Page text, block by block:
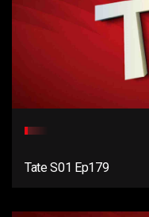
Tate S01 Ep179